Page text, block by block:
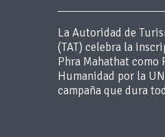
La Autoridad de
(TAT) celebra la
Phra Mahathat como
Humanidad por la
campaña que dura